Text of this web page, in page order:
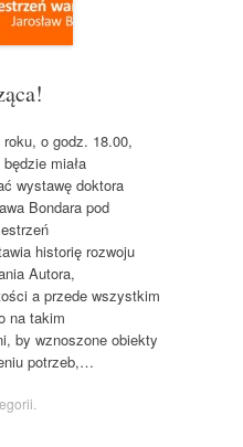
o godz. 18.00,
miała
wystawę doktora
Bondara pod
historię rozwoju
Autora,
a przede wszystkim
na takim
by wznoszone obiekty
potrzeb,…